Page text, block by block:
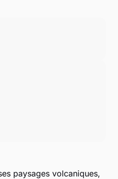
paysages volcaniques,